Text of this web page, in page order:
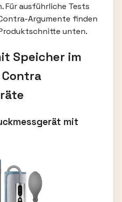
Für ausführliche Tests
Argumente finden
unten.
Speicher im
mit